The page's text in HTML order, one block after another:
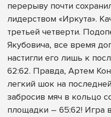
перерыву почти
лидерством «Иркута».
третьей четверти.
Якубовича, все время
настигли его лишь к
62:62. Правда, Артем
легкий шок на
забросив мяч в кольцо
площадки – 65:62! Игра